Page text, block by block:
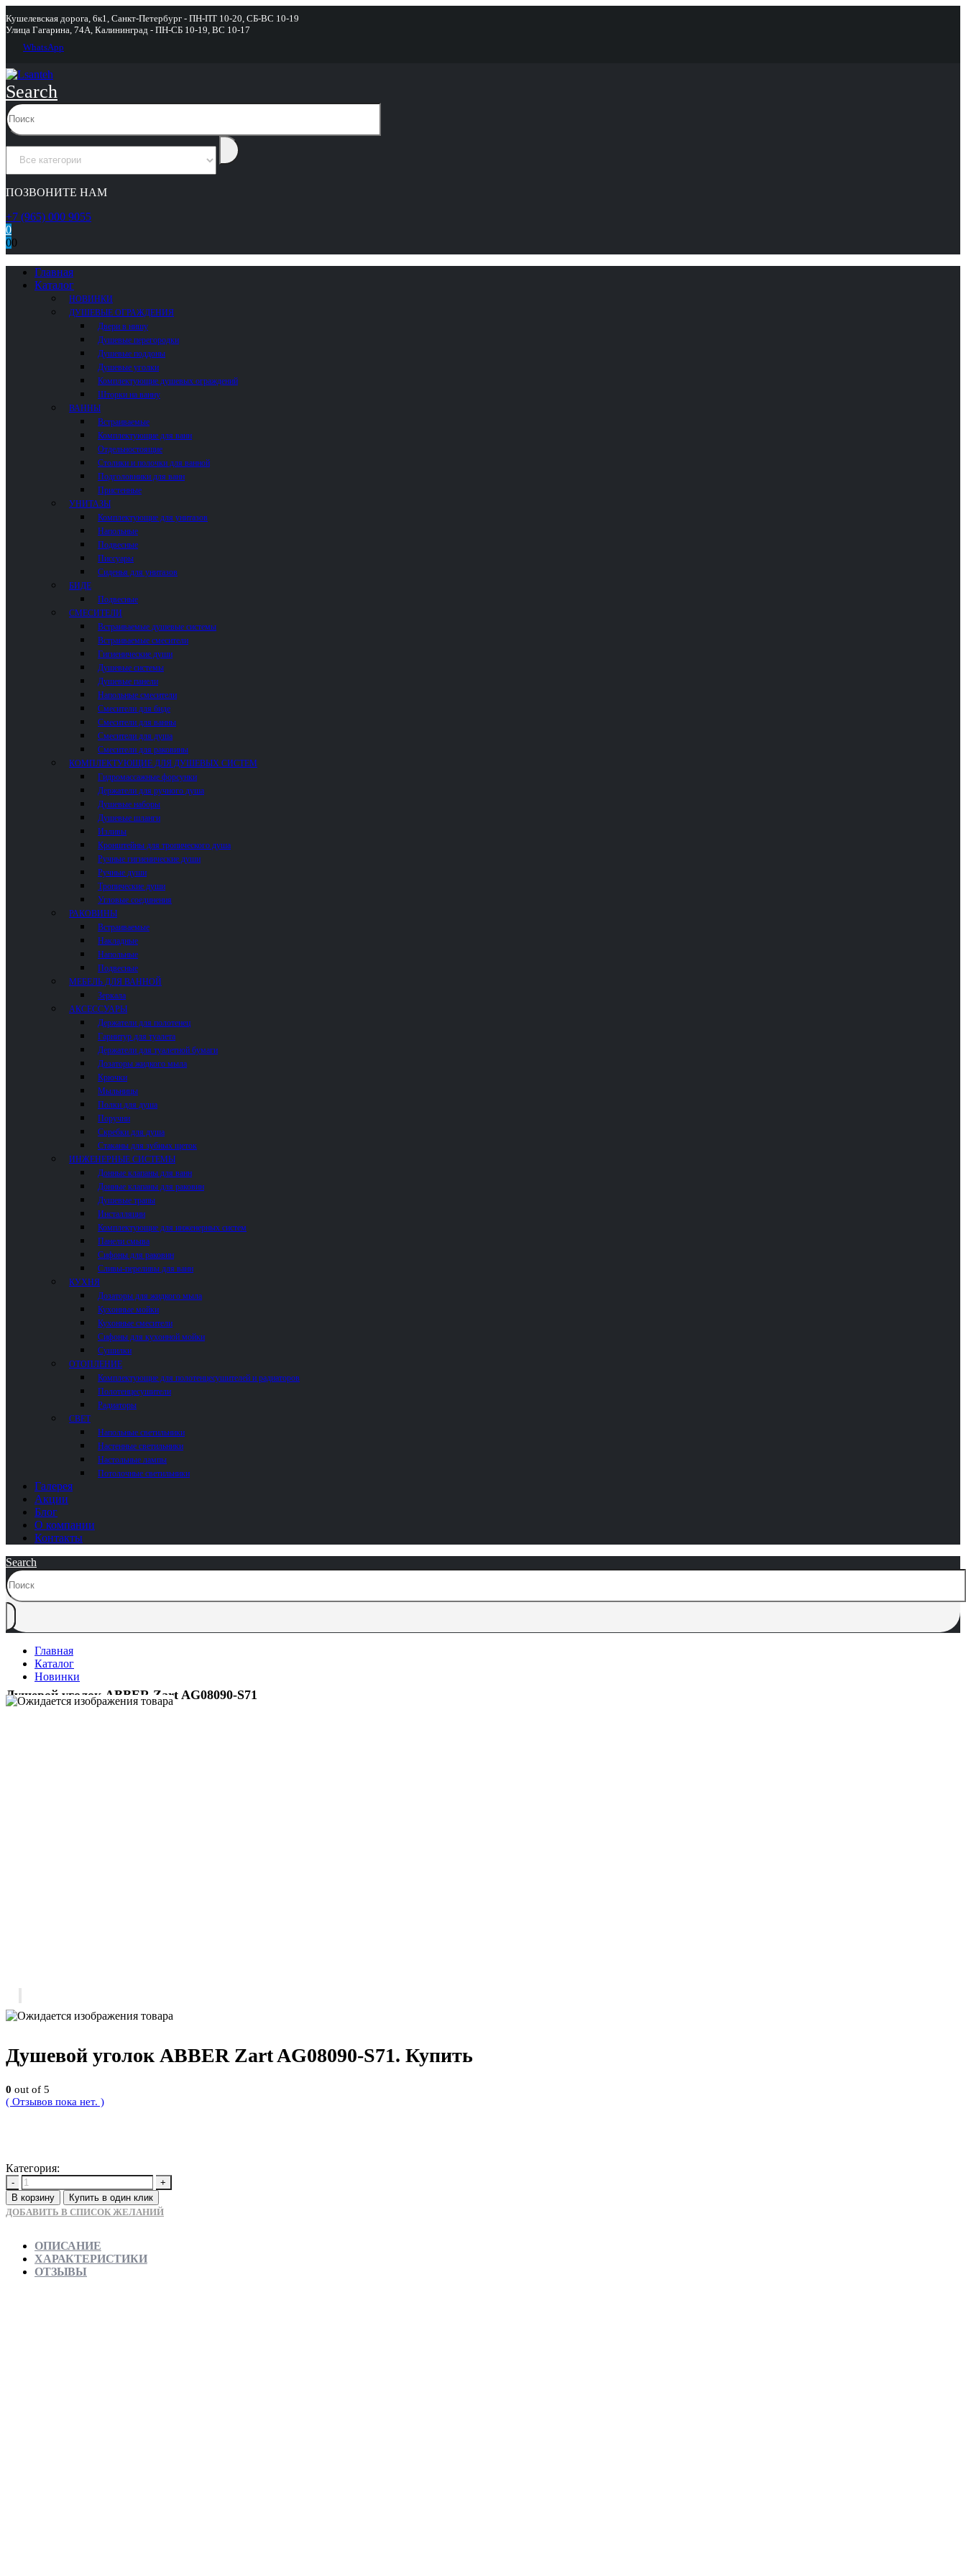
Кушелевская дорога, 6к1, Санкт-Петербург - ПН-ПТ 10-20, СБ-ВС 10-19
Улица Гагарина, 74А, Калининград - ПН-СБ 10-19, ВС 10-17
WhatsApp
Search
ПОЗВОНИТЕ НАМ
+7 (965) 000 9055
0
00
Главная
Каталог
НОВИНКИ
ДУШЕВЫЕ ОГРАЖДЕНИЯ
Двери в нишу
Душевые перегородки
Душевые поддоны
Душевые уголки
Комплектующие душевых ограждений
Шторки на ванну
ВАННЫ
Встраиваемые
Комплектующие для ванн
Отдельностоящие
Столики и полочки для ванной
Подголовники для ванн
Пристенные
УНИТАЗЫ
Комплектующие для унитазов
Напольные
Подвесные
Писсуары
Сиденья для унитазов
БИДЕ
Подвесные
СМЕСИТЕЛИ
Встраиваемые душевые системы
Встраиваемые смесители
Гигиенические души
Душевые системы
Душевые панели
Напольные смесители
Смесители для биде
Смесители для ванны
Смесители для душа
Смесители для раковины
КОМПЛЕКТУЮЩИЕ ДЛЯ ДУШЕВЫХ СИСТЕМ
Гидромассажные форсунки
Держатели для ручного душа
Душевые наборы
Душевые шланги
Изливы
Кронштейны для тропического душа
Ручные гигиенические души
Ручные души
Тропические души
Угловые соединения
РАКОВИНЫ
Встраиваемые
Накладные
Напольные
Подвесные
МЕБЕЛЬ ДЛЯ ВАННОЙ
Зеркала
АКСЕССУАРЫ
Держатели для полотенец
Гарнитур для туалета
Держатели для туалетной бумаги
Дозаторы жидкого мыла
Крючки
Мыльницы
Полки для душа
Поручни
Скребки для душа
Стаканы для зубных щеток
ИНЖЕНЕРНЫЕ СИСТЕМЫ
Донные клапаны для ванн
Донные клапаны для раковин
Душевые трапы
Инсталляции
Комплектующие для инженерных систем
Панели смыва
Сифоны для раковин
Сливы-переливы для ванн
КУХНЯ
Дозаторы для жидкого мыла
Кухонные мойки
Кухонные смесители
Сифоны для кухонной мойки
Сушилки
ОТОПЛЕНИЕ
Комплектующие для полотенцесушителей и радиаторов
Полотенцесушители
Радиаторы
СВЕТ
Напольные светильники
Настенные светильники
Настольные лампы
Потолочные светильники
Галерея
Акции
Блог
О компании
Контакты
Search
Главная
Каталог
Новинки
Душевой уголок ABBER Zart AG08090-S71
Душевой уголок ABBER Zart AG08090-S71. Купить
0 out of 5
( Отзывов пока нет. )
Категория:
-
+
В корзину
Купить в один клик
ДОБАВИТЬ В СПИСОК ЖЕЛАНИЙ
ОПИСАНИЕ
ХАРАКТЕРИСТИКИ
ОТЗЫВЫ